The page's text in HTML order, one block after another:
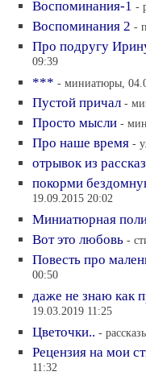
Воспоминания-1 -
Воспоминания 2 -
Про подругу
09:39
*** - миниатюры,
Пустой причал -
Просто мысли -
Про наше время -
отрывок из
покорми
19.09.2015 20:02
Миниатюрная
Вот это любовь -
Повесть про
00:50
даже не знаю как
19.03.2019 11:25
Цветочки.. -
Рецензия на мои
11:32